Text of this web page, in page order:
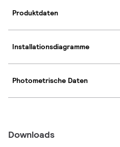
Produktdaten
Installationsdiagramme
Photometrische Daten
Downloads